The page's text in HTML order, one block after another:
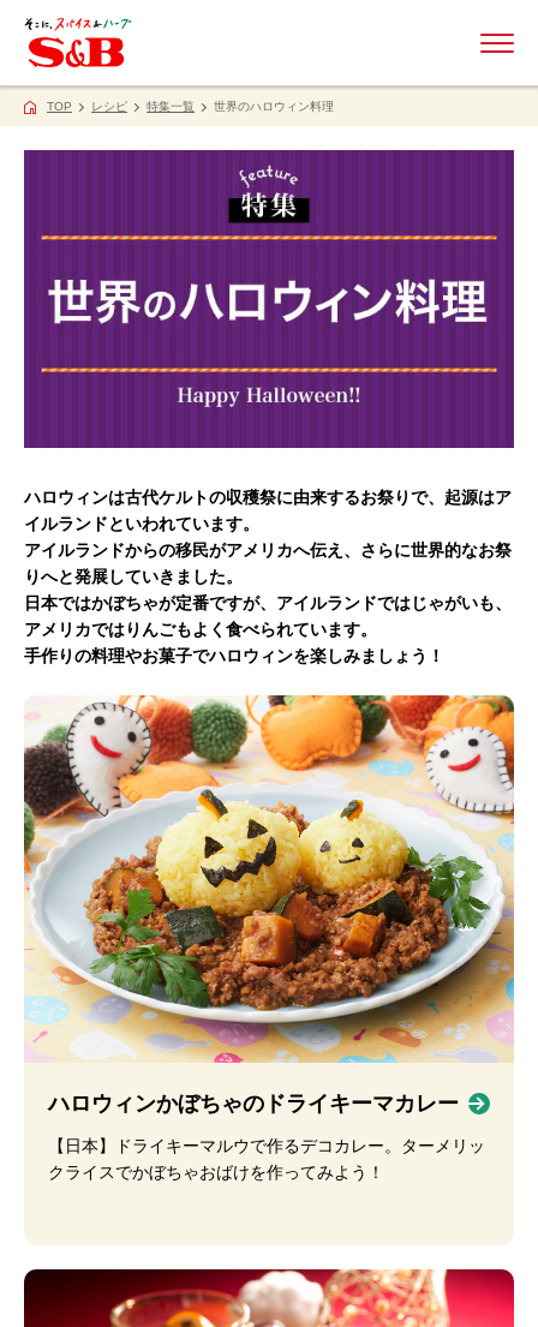
TOP レシピ 特集一覧 世界のハロウィン料理
ハロウィンは古代ケルトの収穫祭に由来するお祭りで、起源はア
イルランドといわれています。
アイルランドからの移民がアメリカへ伝え、さらに世界的なお祭
りへと発展していきました。
日本ではかぼちゃが定番ですが、アイルランドではじゃがいも、
アメリカではりんごもよく食べられています。
手作りの料理やお菓子でハロウィンを楽しみましょう！
ハロウィンかぼちゃのドライキーマカレー
【日本】ドライキーマルウで作るデコカレー。ターメリッ
クライスでかぼちゃおばけを作ってみよう！